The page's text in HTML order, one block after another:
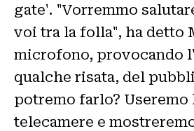
gate'. "Vorremmo
voi tra la folla", ha detto
microfono, provocando
qualche risata, del
potremo farlo? Useremo
telecamere e